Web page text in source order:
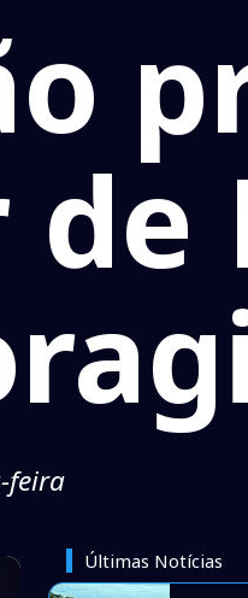
feira
Últimas Notícias